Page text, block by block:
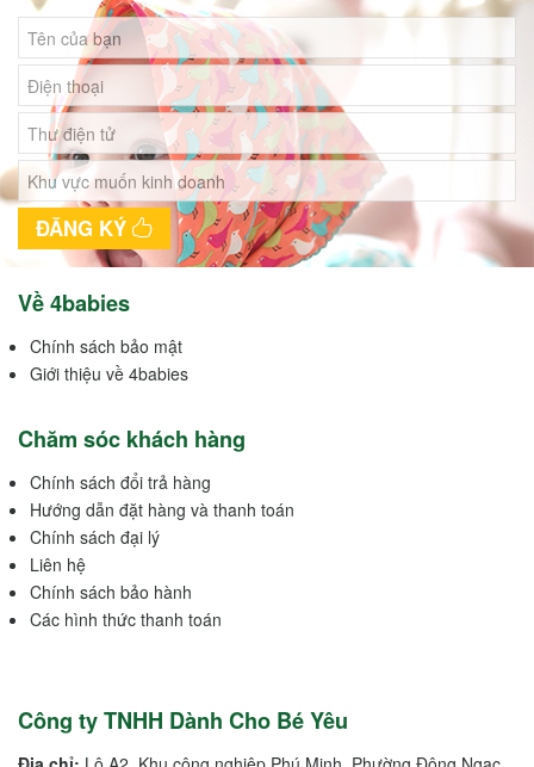
ĐĂNG KÝ
Về 4babies
Chính sách bảo mật
Giới thiệu về 4babies
Chăm sóc khách hàng
Chính sách đổi trả hàng
Hướng dẫn đặt hàng và thanh toán
Chính sách đại lý
Liên hệ
Chính sách bảo hành
Các hình thức thanh toán
Công ty TNHH Dành Cho Bé Yêu